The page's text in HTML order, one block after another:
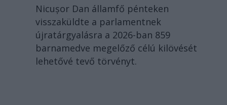
Nicușor Dan államfő pénteken
visszaküldte a parlamentnek
újratárgyalásra a 2026-ban 859
barnamedve megelőző célú kilövését
lehetővé tevő törvényt.